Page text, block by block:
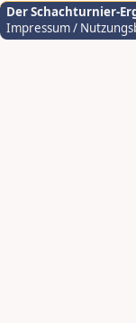
Der Schachturnier-
Impressum /